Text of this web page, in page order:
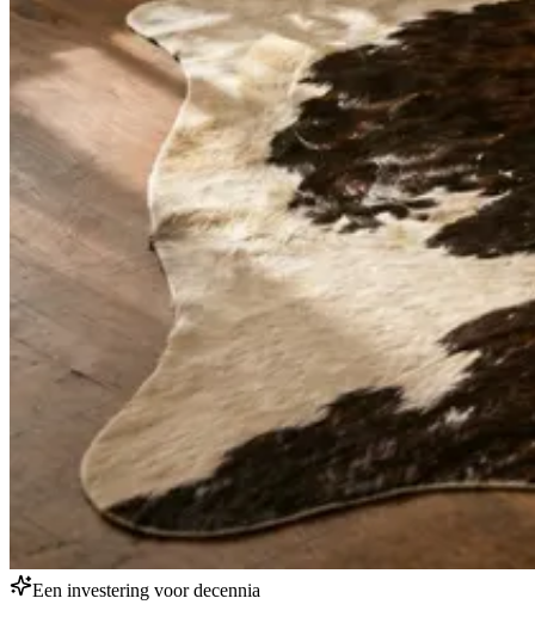
Een investering voor decennia